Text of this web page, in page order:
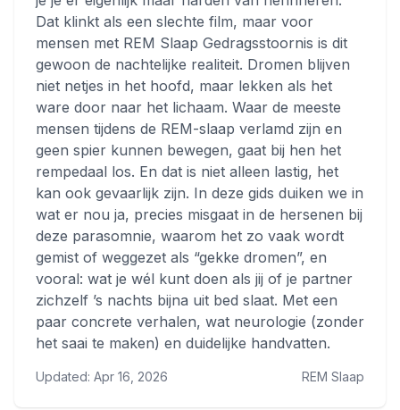
Dat klinkt als een slechte film, maar voor
mensen met REM Slaap Gedragsstoornis is dit
gewoon de nachtelijke realiteit. Dromen blijven
niet netjes in het hoofd, maar lekken als het
ware door naar het lichaam. Waar de meeste
mensen tijdens de REM-slaap verlamd zijn en
geen spier kunnen bewegen, gaat bij hen het
rempedaal los. En dat is niet alleen lastig, het
kan ook gevaarlijk zijn. In deze gids duiken we in
wat er nou ja, precies misgaat in de hersenen bij
deze parasomnie, waarom het zo vaak wordt
gemist of weggezet als “gekke dromen”, en
vooral: wat je wél kunt doen als jij of je partner
zichzelf ’s nachts bijna uit bed slaat. Met een
paar concrete verhalen, wat neurologie (zonder
het saai te maken) en duidelijke handvatten.
Updated: Apr 16, 2026 REM Slaap